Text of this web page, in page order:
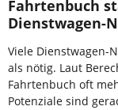
Fahrtenbuch
Dienstwagen-
Viele Dienstwagen-
als nötig. Laut
Fahrtenbuch oft
Potenziale sind